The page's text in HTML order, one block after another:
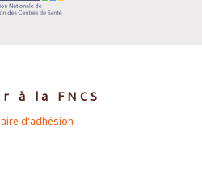
à la FNCS
d'adhésion